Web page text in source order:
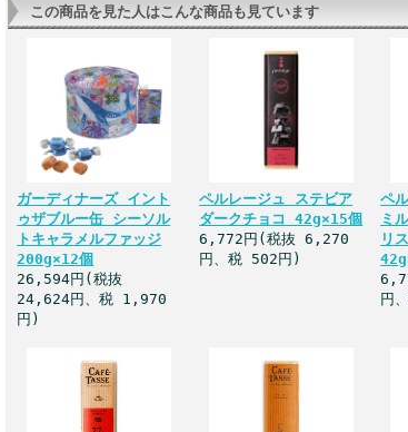
この商品を見た人はこんな商品も見ています
ガーディナーズ イント
ゥザブルー缶 シーソル
トキャラメルファッジ
200g×12個
26,594円(税抜
24,624円、税 1,970
円)
ペルレージュ ステビア
ダークチョコ 42g×15個
6,772円(税抜 6,270
円、税 502円)
ペ
ミ
リ
円